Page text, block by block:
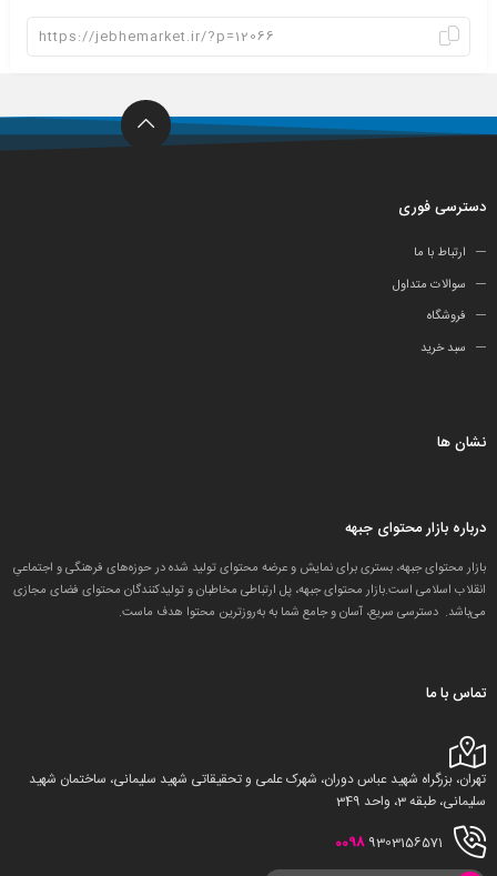
دسترسی فوری
ارتباط با ما
سوالات متداول
فروشگاه
سبد خرید
نشان ها
درباره بازار محتوای جبهه
بازار محتوای جبهه، بستری برای نمایش و عرضه محتوای تولید شده در حوزه‌های فرهنگی و اجتماعیِ
انقلاب اسلامی است.بازار محتوای جبهه، پل ارتباطی مخاطبان و تولید‌کنندگان محتوای فضای مجازی
می‌باشد. دسترسی سریع، آسان و جامع شما به به‌روزترین محتوا هدف ماست.
تماس با ما
تهران، بزرگراه شهید عباس دوران، شهرک علمی و تحقیقاتی شهید سلیمانی، ساختمان شهید
سلیمانی، طبقه 3، واحد 349
0098 9303156571